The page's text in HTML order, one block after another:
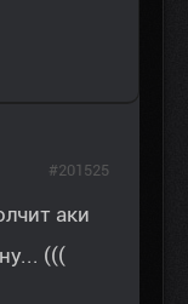
аки
(((
#201525